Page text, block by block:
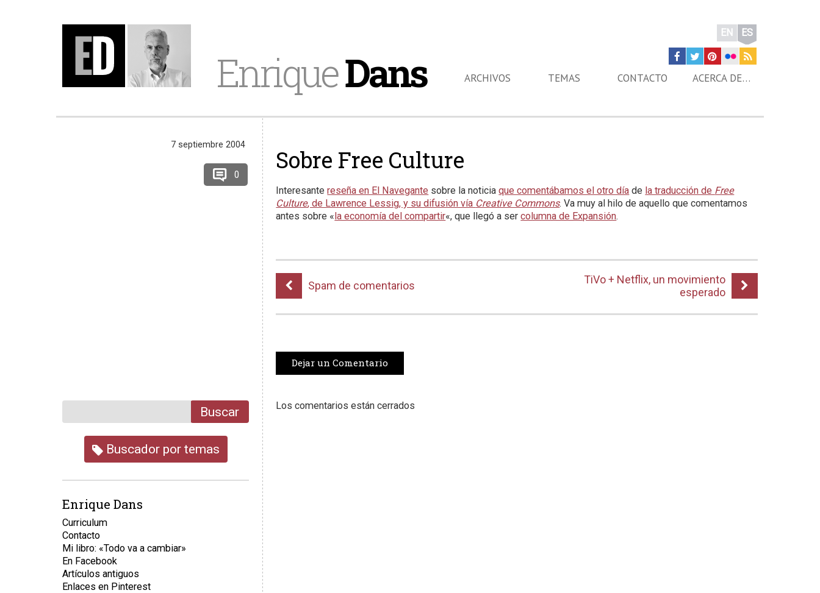
EnriqueDans
EN ES
ARCHIVOS TEMAS CONTACTO ACERCA DE…
Sobre Free Culture
Interesantereseña en El Navegante sobre la noticiaque comentábamos el otro día de la traducción de Free
Culture, de Lawrence Lessig, y su difusión vía Creative Commons. Va muy al hilo de aquello que comentamos
antes sobre «la economía del compartir«, que llegó a sercolumna de Expansión.
Spam de comentarios
TiVo + Netflix, un movimiento
esperado
Dejar un Comentario
Los comentarios están cerrados
7 septiembre 2004
0
Buscar
Buscador por temas
Enrique Dans
Curriculum
Contacto
Mi libro: «Todo va a cambiar»
En Facebook
Artículos antiguos
Enlaces en Pinterest